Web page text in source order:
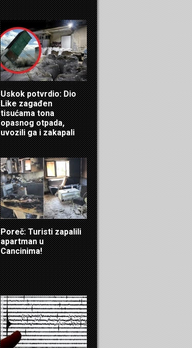
Uskok potvrdio: Dio
Like zagađen
tisućama tona
opasnog otpada,
uvozili ga i zakapali
Poreč: Turisti zapalili
apartman u
Cancinima!